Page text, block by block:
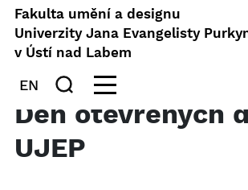
Fakulta umění a designu
Univerzity Jana Evangelisty
v Ústí nad Labem
EN
Den otevřených
UJEP